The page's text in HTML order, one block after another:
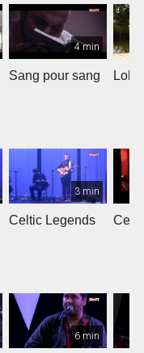
4 min
Sang pour sang Lola
3 min
Celtic Legends
6 min